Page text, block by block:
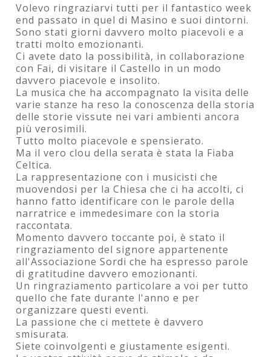
Volevo ringraziarvi tutti per il fantastico week
end passato in quel di Masino e suoi dintorni.
Sono stati giorni davvero molto piacevoli e a
tratti molto emozionanti.
Ci avete dato la possibilità, in collaborazione
con Fai, di visitare il Castello in un modo
davvero piacevole e insolito.
La musica che ha accompagnato la visita delle
varie stanze ha reso la conoscenza della storia
delle storie vissute nei vari ambienti ancora
più verosimili.
Tutto molto piacevole e spensierato.
Ma il vero clou della serata è stata la Fiaba
Celtica.
La rappresentazione con i musicisti che
muovendosi per la Chiesa che ci ha accolti, ci
hanno fatto identificare con le parole della
narratrice e immedesimare con la storia
raccontata.
Momento davvero toccante poi, è stato il
ringraziamento del signore appartenente
all'Associazione Sordi che ha espresso parole
di gratitudine davvero emozionanti.
Un ringraziamento particolare a voi per tutto
quello che fate durante l'anno e per
organizzare questi eventi.
La passione che ci mettete è davvero
smisurata.
Siete coinvolgenti e giustamente esigenti.